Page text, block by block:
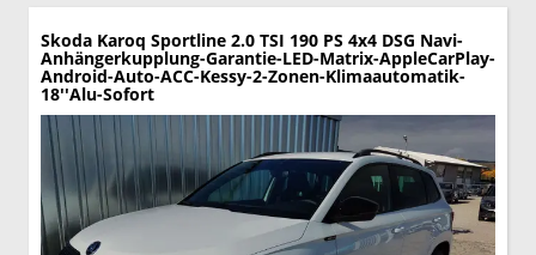
Skoda Karoq Sportline 2.0 TSI 190 PS 4x4 DSG Navi-
Anhängerkupplung-Garantie-LED-Matrix-AppleCarPlay-
Android-Auto-ACC-Kessy-2-Zonen-Klimaautomatik-
18''Alu-Sofort